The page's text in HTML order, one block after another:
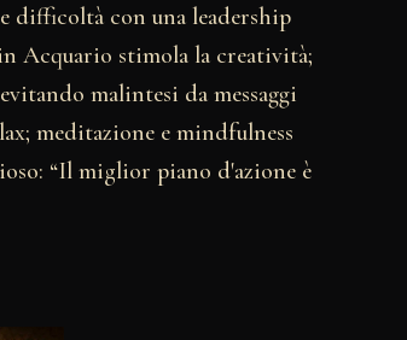
difficoltà con una leadership
Acquario stimola la creatività;
malintesi da messaggi
meditazione e mindfulness
“Il miglior piano d'azione è